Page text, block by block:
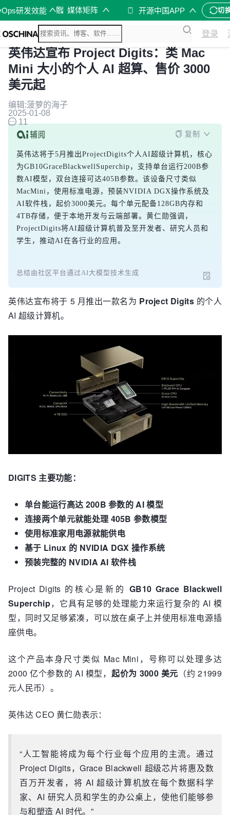
研发效能 媒体矩阵 开源中国APP 切
登录
英伟达宣布 Project Digits：类 Mac
Mini 大小的个人 AI 超算、售价 3000
美元起
编辑:菠萝的海子
2025-01-08
11
复制
英伟达将于5月推出ProjectDigits个人AI超级计算机，核心
为GB10GraceBlackwellSuperchip，支持单台运行200B参
数AI模型，双台连接可达405B参数。该设备尺寸类似
MacMini，使用标准电源，预装NVIDIA DGX操作系统及
AI软件栈，起价3000美元。每个单元配备128GB内存和
4TB存储，便于本地开发与云端部署。黄仁勋强调，
ProjectDigits将AI超级计算机普及至开发者、研究人员和
学生，推动AI在各行业的应用。
总结由社区平台通过AI大模型技术生成
英伟达宣布将于 5 月推出一款名为 Project Digits 的个人
AI 超级计算机。
DIGITS 主要功能：
单台能运行高达 200B 参数的 AI 模型
连接两个单元就能处理 405B 参数模型
使用标准家用电源就能供电
基于 Linux 的 NVIDIA DGX 操作系统
预装完整的 NVIDIA AI 软件栈
Project Digits 的核心是新的 GB10 Grace Blackwell
Superchip，它具有足够的处理能力来运行复杂的 AI 模
型，同时又足够紧凑，可以放在桌子上并使用标准电源插
座供电。
这个产品本身尺寸类似 Mac Mini，号称可以处理多达
2000 亿个参数的 AI 模型， 起价为 3000 美元 （约 21999
元人民币）。
英伟达 CEO 黄仁勋表示：
“人工智能将成为每个行业每个应用的主流。通过
Project Digits，Grace Blackwell 超级芯片将惠及数
百万开发者，将 AI 超级计算机放在每个数据科学
家、AI 研究人员和学生的办公桌上，使他们能够参
与和塑造 AI 时代。”